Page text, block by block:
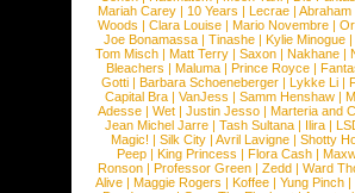
Mariah Carey | 10 Years | Lecrae | Abraham
Woods |Clara Louise |Mario Novembre |
Joe Bonamassa | Tinashe | Kylie Minogue |
Tom Misch |Matt Terry |Saxon |Nakhane |
Bleachers | Maluma | Prince Royce |
Gotti |Barbara Schoeneberger |Lykke Li |
Capital Bra |VanJess |Samm Henshaw |
Adesse |Wet |Justin Jesso |Marteria and
Jean Michel Jarre |Tash Sultana | Ilira |
Magic! | Silk City | Avril Lavigne | Shotty
Peep |King Princess |Flora Cash |
Ronson |Professor Green |Zedd |Ward
Alive |Maggie Rogers |Koffee |Yung Pinch |